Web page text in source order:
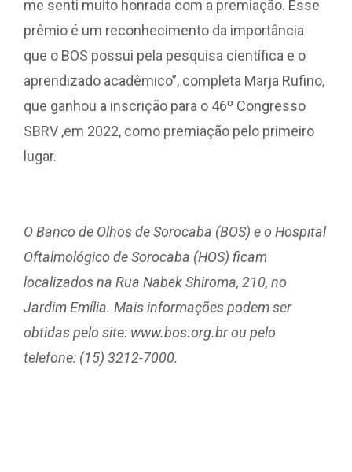
me senti muito honrada com a premiação. Esse
prêmio é um reconhecimento da importância
que o BOS possui pela pesquisa científica e o
aprendizado acadêmico”, completa Marja Rufino,
que ganhou a inscrição para o 46º Congresso
SBRV ,em 2022, como premiação pelo primeiro
lugar.
O Banco de Olhos de Sorocaba (BOS) e o Hospital
Oftalmológico de Sorocaba (HOS) ficam
localizados na Rua Nabek Shiroma, 210, no
Jardim Emília. Mais informações podem ser
obtidas pelo site: www.bos.org.br ou pelo
telefone: (15) 3212-7000.